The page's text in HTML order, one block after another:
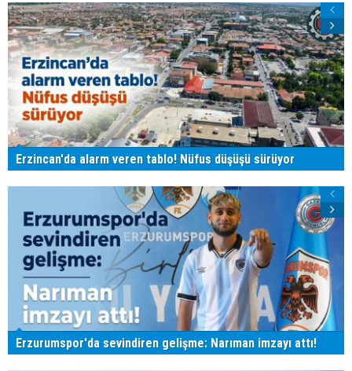
Erzincan'da alarm veren tablo! Nüfus düşüşü sürüyor
Erzurumspor'da sevindiren gelişme: Narıman imzayı attı!